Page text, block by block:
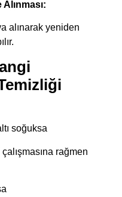
alınarak yeniden
soğuksa
rağmen